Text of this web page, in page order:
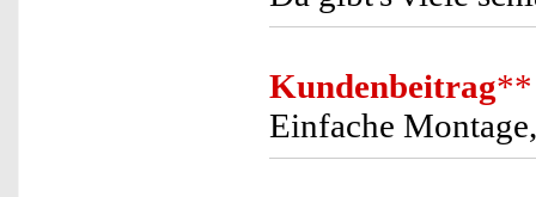
Kundenbeitrag**
Einfache